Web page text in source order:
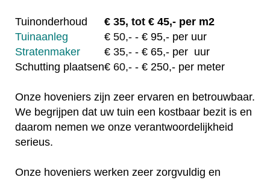
Tuinonderhoud € 35, tot € 45,- per m2
Tuinaanleg
€ 50,- - € 95,- per uur
Stratenmaker
€ 35,- - € 65,- per uur
Schutting plaatsen€ 60,- - € 250,- per meter
Onze hoveniers zijn zeer ervaren en betrouwbaar.
We begrijpen dat uw tuin een kostbaar bezit is en
daarom nemen we onze verantwoordelijkheid
serieus.
Onze hoveniers werken zeer zorgvuldig en